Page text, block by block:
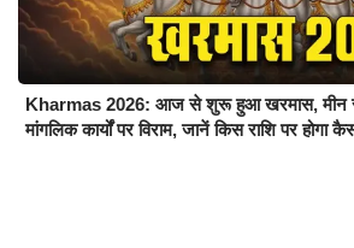
Kharmas 2026: आज से शुरू हुआ खरमास, मीन
मांगलिक कार्यों पर विराम, जानें किस राशि पर होगा